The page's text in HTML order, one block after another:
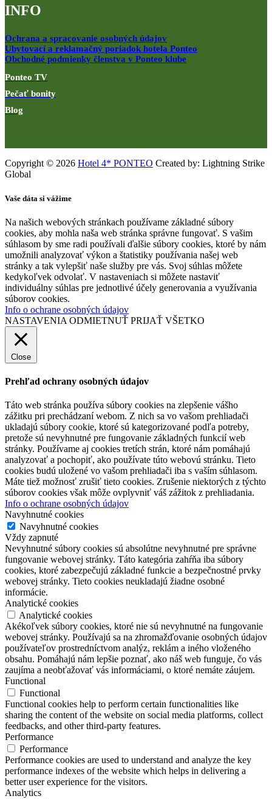
INFO
Ochrana a spracovanie osobných údajov
Ubytovací a reklamačný poriadok hotela Ponteo
Obchodné podmienky členstva v Ponteo klube
Ponteo TV
Pečať bonity
Blog
Copyright © 2026 Hotel 4* PONTEO Created by: Lightning Strike
Global
Vaše dáta si vážime
Na našich webových stránkach používame základné súbory
cookies, aby mohla naša web stránka správne fungovať. S vašim
súhlasom by sme radi používali ďalšie súbory cookies, ktoré by nám
umožnili analyzovať výkon a štatistiky používania našej web
stránky a tak vylepšiť naše služby pre vás. Svoj súhlas môžete
kedykoľvek odvolať. V nastaveniach si môžete nastaviť
individuálny súhlas pre jednotlivé účely generovania a využívania
súborov cookies.
Info o ochrane osobných údajov
NASTAVENIA ODMIETNUŤ PRIJAŤ VŠETKO
Close
Prehľad ochrany osobných údajov
Táto web stránka používa súbory cookies na zlepšenie vášho
zážitku pri prechádzaní webom. Z nich sa vo vašom prehliadači
ukladajú súbory cookie, ktoré sú kategorizované podľa potreby,
pretože sú nevyhnutné pre fungovanie základných funkcií web
stránky. Používame aj cookies tretích strán, ktoré nám pomáhajú
analyzovať a pochopiť, ako používate túto webovú stránku. Tieto
cookies budú uložené vo vašom prehliadači iba s vaším súhlasom.
Máte tiež možnosť zrušiť tieto cookies. Zrušenie niektorých z týchto
súborov cookies však môže ovplyvniť váš zážitok z prehliadania.
Info o ochrane osobných údajov
Navyhnutné cookies
Navyhnutné cookies
Vždy zapnuté
Nevyhnutné súbory cookies sú absolútne nevyhnutné pre správne
fungovanie webovej stránky. Táto kategória zahŕňa iba súbory
cookies, ktoré zabezpečujú základné funkcie a bezpečnostné prvky
webovej stránky. Tieto cookies neukladajú žiadne osobné
informácie.
Analytické cookies
Analytické cookies
Akékoľvek súbory cookies, ktoré nie sú nevyhnutné na fungovanie
webovej stránky. Používajú sa na zhromažďovanie osobných údajov
používateľov prostredníctvom analýz, reklám a iného vloženého
obsahu. Pomáhajú nám lepšie poznať, ako náš web funguje, čo vás
zaujíma a neobťažovať vás informáciami, o ktoré nemáte záujem.
Functional
Functional
Functional cookies help to perform certain functionalities like
sharing the content of the website on social media platforms, collect
feedbacks, and other third-party features.
Performance
Performance
Performance cookies are used to understand and analyze the key
performance indexes of the website which helps in delivering a
better user experience for the visitors.
Analytics